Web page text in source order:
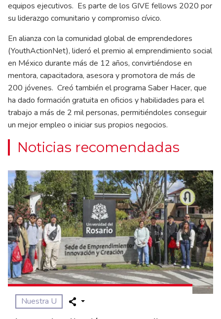
equipos ejecutivos. Es parte de los GIVE fellows 2020 por
su liderazgo comunitario y compromiso cívico.
En alianza con la comunidad global de emprendedores
(YouthActionNet), lideró el premio al emprendimiento social
en México durante más de 12 años, convirtiéndose en
mentora, capacitadora, asesora y promotora de más de
200 jóvenes. Creó también el programa Saber Hacer, que
ha dado formación gratuita en oficios y habilidades para el
trabajo a más de 2 mil personas, permitiéndoles conseguir
un mejor empleo o iniciar sus propios negocios.
Noticias recomendadas
Nuestra U